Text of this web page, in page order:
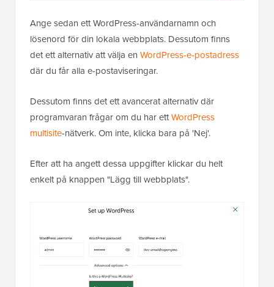
Ange sedan ett WordPress-användarnamn och
lösenord för din lokala webbplats. Dessutom finns
det ett alternativ att välja en WordPress-e-postadress
där du får alla e-postaviseringar.
Dessutom finns det ett avancerat alternativ där
programvaran frågar om du har ettWordPress
multisite-nätverk. Om inte, klicka bara på 'Nej'.
Efter att ha angett dessa uppgifter klickar du helt
enkelt på knappen "Lägg till webbplats".